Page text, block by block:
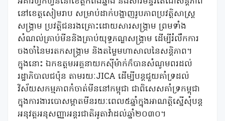
នៅខេត្តសៀមរាប សម្រាប់ដាក់បង្ហាញរូបភាពប្រវត្តិសាស្ត្រ
សង្គ្រាម ប្រវត្តិជនរងគ្រោះដោយសារសង្គ្រាម ព្រមទាំង
សំណល់គ្រាប់មីននិងគ្រាប់យុទ្ធភណ្ឌសង្គ្រាម ដើម្បីរំលឹកការ
ចងចាំនៃមរតកសង្គ្រាម និងតម្លៃមហាសាលនៃសន្តិភាព។
ក្នុងនោះ ឯកឧត្តមអគ្គនាយកស៊ីម៉ាក់ក៏បានសំណូមពរដល់
រដ្ឋាភិបាលជប៉ុន តាមរយៈJICA ដើម្បីបន្ដជួយគាំទ្រដល់
វិស័យសកម្មភាពកំចាត់មីននៅកម្ពុជា ជាពិសេសគាំទ្រកម្ពុជា
ក្នុងការងារបោសម្អាតមីនរយៈពេល៥ឆ្នាំក្នុងអាណត្តិស្នើសុំបន្ត
អនុវត្តអនុសញ្ញាអន្ដរជាតិអូតាវ៉ាដល់ឆ្នាំ២០៣០។